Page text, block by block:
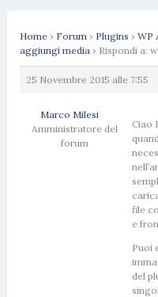
Home › Forum › Plugins › WP
aggiungi media › Rispondi a:
25 Novembre 2015 alle 7:55
Marco Milesi
Amministratore del
forum
Ciao
file
e
Puoi
del